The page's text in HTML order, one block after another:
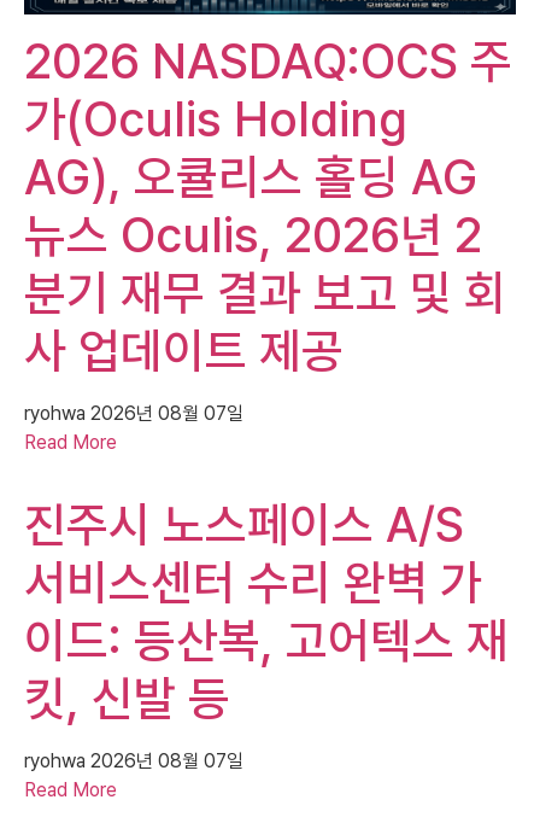
2026 NASDAQ:OCS 주
가(Oculis Holding
AG), 오큘리스 홀딩 AG
뉴스 Oculis, 2026년 2
분기 재무 결과 보고 및 회
사 업데이트 제공
ryohwa 2026년 08월 07일
Read More
진주시 노스페이스 A/S
서비스센터 수리 완벽 가
이드: 등산복, 고어텍스 재
킷, 신발 등
ryohwa 2026년 08월 07일
Read More